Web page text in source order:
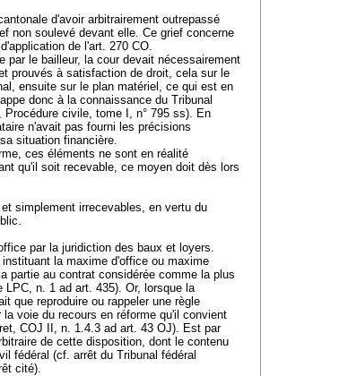
d'avoir arbitrairement outrepassé
non soulevé devant elle. Ce grief concerne
de l'art. 270 CO.
le bailleur, la cour devait nécessairement
prouvés à satisfaction de droit, cela sur le
ensuite sur le plan matériel, ce qui est en
donc à la connaissance du Tribunal
civile, tome I, n° 795 ss). En
n'avait pas fourni les précisions
situation financière.
ces éléments ne sont en réalité
qu'il soit recevable, ce moyen doit dès lors
simplement irrecevables, en vertu du
par la juridiction des baux et loyers.
instituant la maxime d'office ou maxime
partie au contrat considérée comme la plus
n. 1 ad art. 435). Or, lorsque la
que reproduire ou rappeler une règle
voie du recours en réforme qu'il convient
COJ II, n. 1.4.3 ad art. 43 OJ). Est par
de cette disposition, dont le contenu
fédéral (cf. arrêt du Tribunal fédéral
cité).